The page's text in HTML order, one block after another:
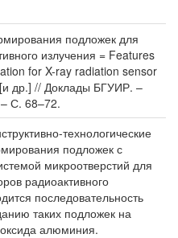
подложек для
излучения = Features
for X-ray radiation sensor
др.] // Доклады БГУИР. –
С. 68–72.
технологические
подложек с
микроотверстий для
радиоактивного
последовательность
таких подложек на
алюминия.